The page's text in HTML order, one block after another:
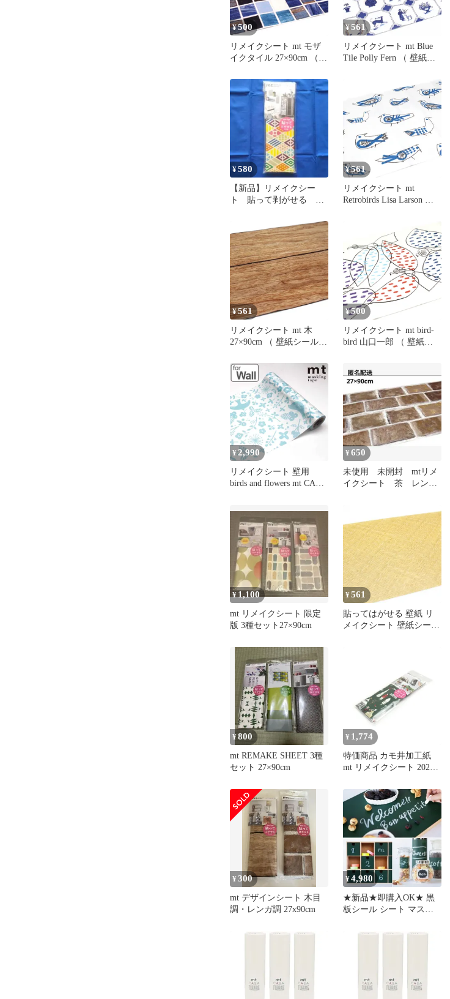
¥500
リメイクシート mt モザ
イクタイル 27×90cm （
ッカー DIY おしゃれ は
がせる タイル シール壁
紙 簡単 アレンジ カット
可能 カモ井加工紙 )
¥561
リメイクシート mt Blue
Tile Polly Fern （ 壁紙シ
シール壁紙 簡単 アレン
ジ カット可能 カモ井加
工紙 )
¥580
【新品】リメイクシー
ト 貼って剥がせる
¥561
リメイクシート mt
Retrobirds Lisa Larson （
がせる シール壁紙 簡単
アレンジ カット可能 カ
モ井加工紙 )
¥561
リメイクシート mt 木
27×90cm （ 壁紙シール
おしゃれ はがせる 木目
シール壁紙 簡単 アレン
ジ カット可能 カモ井加
工紙 木目調 )
¥500
リメイクシート mt bird-
bird 山口一郎 （ 壁紙シ
シール壁紙 簡単 アレン
ジ カット可能 カモ井加
工紙 )
¥2,990
リメイクシート 壁用
birds and flowers mt CASA
軽 マスキングテープ 撥
水 日本製 シール壁紙 糊
付き はがせる クロス 簡
単 カット可能 マ)
¥650
未使用 未開封 mtリメ
イクシート 茶 レン
¥1,100
mt リメイクシート 限定
版 3種セット27×90cm
¥561
貼ってはがせる 壁紙 リ
メイクシート 壁紙シート
シール壁紙 簡単 アレン
ジ DIY 家具 カット可能
デコレーション 大判 カ
ゴ柄 )
¥800
mt REMAKE SHEET 3種
セット 27×90cm
¥ 1,774
特価商品 カモ井加工紙
mt リメイクシート 2021
Garden
¥300
mt デザインシート 木目
調・レンガ調 27x90cm
¥4,980
★新品★即購入OK★ 黒
板シール シート マスキ
mt おしゃれ 掲示板 店舗
kmi-mt-019】